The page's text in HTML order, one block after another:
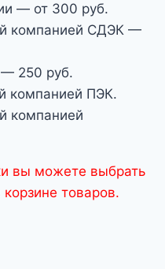
— от 300 руб.
компанией СДЭК —
— 250 руб.
компанией ПЭК.
компанией
вы можете выбрать
товаров.